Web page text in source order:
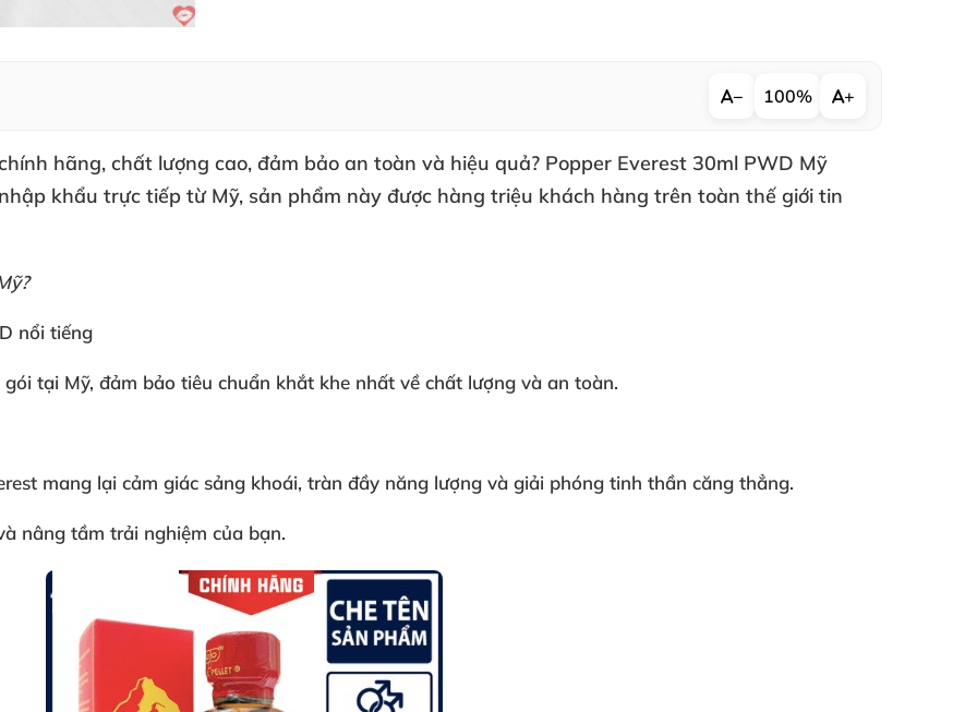
− 100% +
hãng, chất lượng cao, đảm bảo an toàn và hiệu quả? Popper Everest 30ml PWD Mỹ
khẩu trực tiếp từ Mỹ, sản phẩm này được hàng triệu khách hàng trên toàn thế giới tin
nổi tiếng
gói tại Mỹ, đảm bảo tiêu chuẩn khắt khe nhất về chất lượng và an toàn.
mang lại cảm giác sảng khoái, tràn đầy năng lượng và giải phóng tinh thần căng thẳng.
nâng tầm trải nghiệm của bạn.